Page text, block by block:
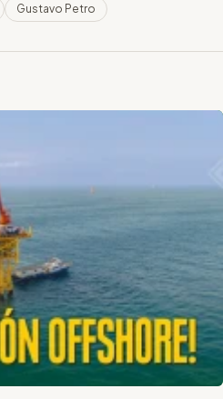
Gustavo Petro